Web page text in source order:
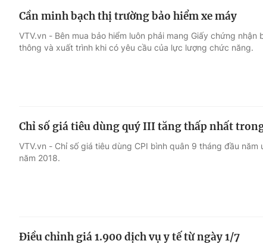
Cần minh bạch thị trường bảo hiểm xe máy
VTV.vn - Bên mua bảo hiểm luôn phải mang Giấy chứng
thông và xuất trình khi có yêu cầu của lực lượng chức năng.
Chỉ số giá tiêu dùng quý III tăng thấp nhất
VTV.vn - Chỉ số giá tiêu dùng CPI bình quân 9 tháng đầu
năm 2018.
Điều chỉnh giá 1.900 dịch vụ y tế từ ngày 1/7